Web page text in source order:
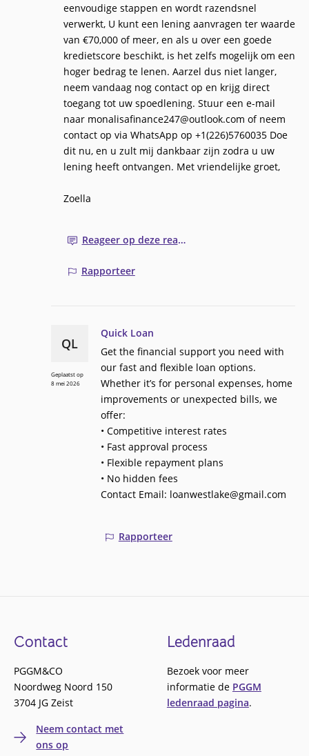
eenvoudige stappen en wordt razendsnel
verwerkt, U kunt een lening aanvragen ter waarde
van €70,000 of meer, en als u over een goede
kredietscore beschikt, is het zelfs mogelijk om een
​​hoger bedrag te lenen. Aarzel dus niet langer,
neem vandaag nog contact op en krijg direct
toegang tot uw spoedlening. Stuur een e-mail
naar monalisafinance247@outlook.com of neem
contact op via WhatsApp op +1(226)5760035 Doe
dit nu, en u zult mij dankbaar zijn zodra u uw
lening heeft ontvangen. Met vriendelijke groet,
Zoella
Reageer op deze reactie
Rapporteer
Quick Loan
Get the financial support you need with
our fast and flexible loan options.
Whether it’s for personal expenses, home
improvements or unexpected bills, we
offer:
• Competitive interest rates
• Fast approval process
• Flexible repayment plans
• No hidden fees
Contact Email: loanwestlake@gmail.com
Rapporteer
QL
Geplaatst op
8 mei 2026
Footer
Contact
PGGM&CO
Noordweg Noord 150
3704 JG Zeist
Neem contact met
ons op
Ledenraad
Bezoek voor meer
informatie de PGGM
ledenraad pagina.